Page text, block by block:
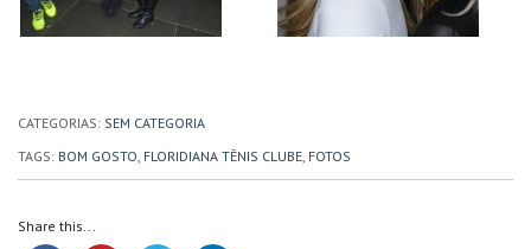
CATEGORIAS: SEM CATEGORIA
TAGS: BOM GOSTO FLORIDIANA TÊNIS CLUBE FOTOS
Share this...